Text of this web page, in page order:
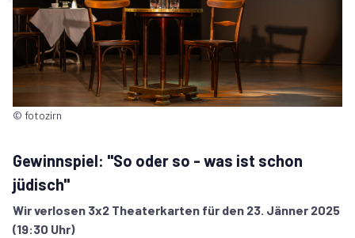
© fotozirn
Gewinnspiel: "So oder so - was ist schon
jüdisch"
Wir verlosen 3x2 Theaterkarten für den 23. Jänner 2025
(19:30 Uhr)